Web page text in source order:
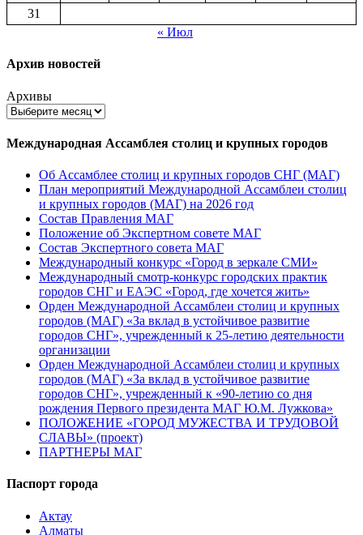
31
« Июл
Архив новостей
Архивы
Международная Ассамблея столиц и крупных городов
Об Ассамблее столиц и крупных городов СНГ (МАГ)
План мероприятий Международной Ассамблеи столиц
и крупных городов (МАГ) на 2026 год
Состав Правления МАГ
Положение об Экспертном совете МАГ
Состав Экспертного совета МАГ
Международный конкурс «Город в зеркале СМИ»
Международный смотр-конкурс городских практик
городов СНГ и ЕАЭС «Город, где хочется жить»
Орден Международной Ассамблеи столиц и крупных
городов (МАГ) «За вклад в устойчивое развитие
городов СНГ», учрежденный к 25-летию деятельности
организации
Орден Международной Ассамблеи столиц и крупных
городов (МАГ) «За вклад в устойчивое развитие
городов СНГ», учрежденный к «90-летию со дня
рождения Первого президента МАГ Ю.М. Лужкова»
ПОЛОЖЕНИЕ «ГОРОД МУЖЕСТВА И ТРУДОВОЙ
СЛАВЫ» (проект)
ПАРТНЕРЫ МАГ
Паспорт города
Актау
Алматы